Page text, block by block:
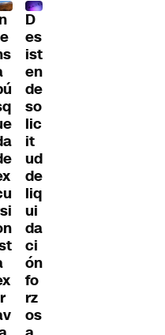
D
es
ist
en
de
so
lic
it
ud
de
liq
ui
da
ci
ón
fo
rz
os